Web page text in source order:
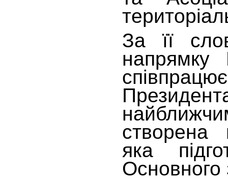
За її
напрямку
створена
яка
Основного